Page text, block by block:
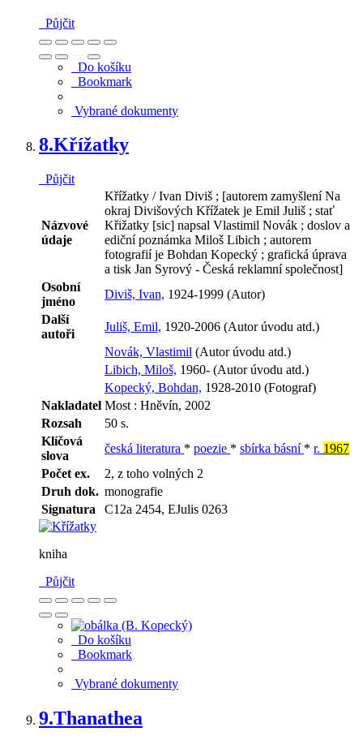
Půjčit
Do košíku
Bookmark
Vybrané dokumenty
8.Křížatky
Půjčit
Názvové
údaje
Křížatky / Ivan Diviš ; [autorem zamyšlení Na
okraj Divišových Křížatek je Emil Juliš ; stať
Křižatky [sic] napsal Vlastimil Novák ; doslov a
ediční poznámka Miloš Libich ; autorem
fotografií je Bohdan Kopecký ; grafická úprava
a tisk Jan Syrový - Česká reklamní společnost]
Osobní
jméno
Diviš, Ivan, 1924-1999 (Autor)
Další
autoři
Juliš, Emil, 1920-2006 (Autor úvodu atd.)
Novák, Vlastimil (Autor úvodu atd.)
Libich, Miloš, 1960- (Autor úvodu atd.)
Kopecký, Bohdan, 1928-2010 (Fotograf)
Nakladatel Most : Hněvín, 2002
Rozsah
50 s.
Klíčová
slova
česká literatura * poezie * sbírka básní * r. 1967
Počet ex.
2, z toho volných 2
Druh dok. monografie
Signatura
C12a 2454, EJulis 0263
kniha
Půjčit
Do košíku
Bookmark
Vybrané dokumenty
9.Thanathea